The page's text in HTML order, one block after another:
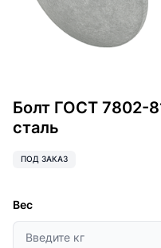
Болт ГОСТ 7802-
сталь
ПОД ЗАКАЗ
Вес